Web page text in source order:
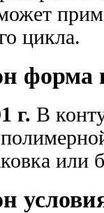
цикла.
форма
г. В
или